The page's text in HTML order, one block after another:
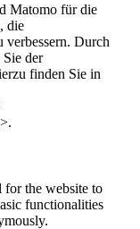
Matomo für die
die
verbessern. Durch
der
finden Sie in
for the website to
functionalities